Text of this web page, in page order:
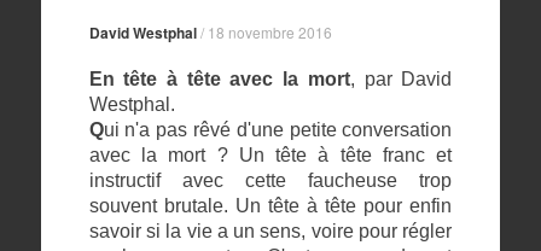
David Westphal/ 18 novembre 2016
En tête à tête avec la mort, par David
Westphal.
Qui n'a pas rêvé d'une petite conversation
avec la mort ? Un tête à tête franc et
instructif avec cette faucheuse trop
souvent brutale. Un tête à tête pour enfin
savoir si la vie a un sens, voire pour régler